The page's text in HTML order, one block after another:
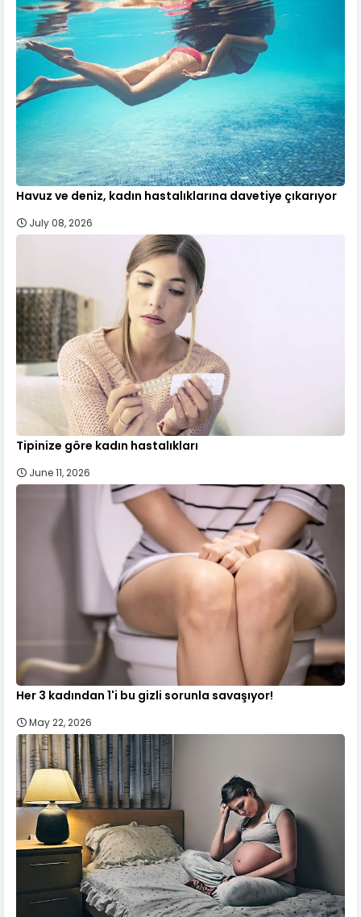
Havuz ve deniz, kadın hastalıklarına davetiye çıkarıyor
July 08, 2026
Tipinize göre kadın hastalıkları
June 11, 2026
Her 3 kadından 1'i bu gizli sorunla savaşıyor!
May 22, 2026